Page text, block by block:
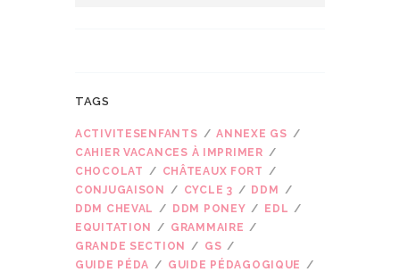
TAGS
ACTIVITESENFANTS
ANNEXE GS
CAHIER VACANCES À IMPRIMER
CHOCOLAT
CHÂTEAUX FORT
CONJUGAISON
CYCLE 3
DDM
DDM CHEVAL
DDM PONEY
EDL
EQUITATION
GRAMMAIRE
GRANDE SECTION
GS
GUIDE PÉDA
GUIDE PÉDAGOGIQUE